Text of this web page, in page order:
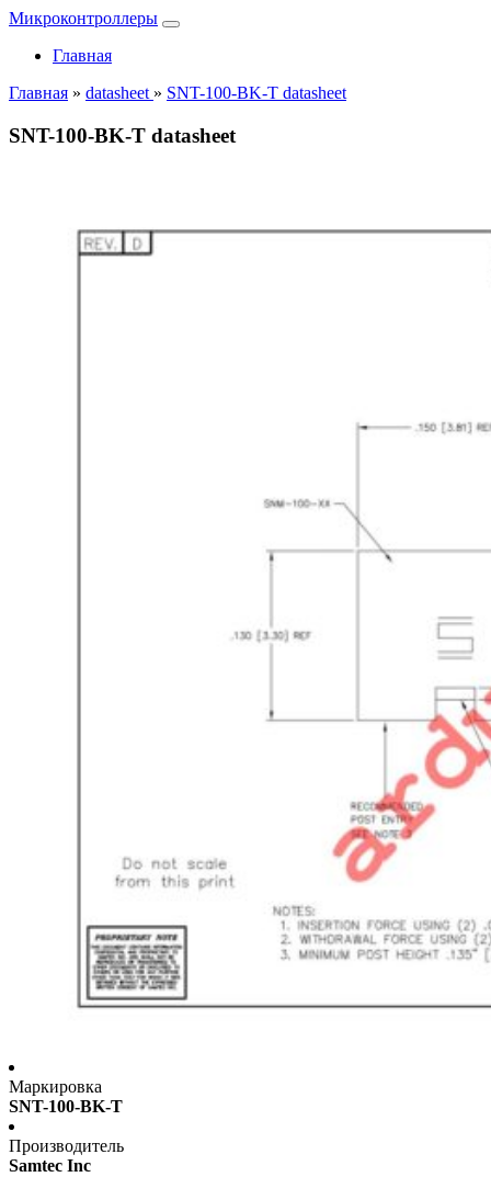
Микроконтроллеры
Главная
Главная » datasheet » SNT-100-BK-T datasheet
SNT-100-BK-T datasheet
Маркировка
SNT-100-BK-T
Производитель
Samtec Inc